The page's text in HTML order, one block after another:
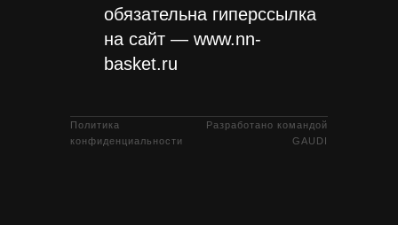
обязательна гиперссылка
на сайт — www.nn-
basket.ru
Политика
конфиденциальности
Разработано командой
GAUDI